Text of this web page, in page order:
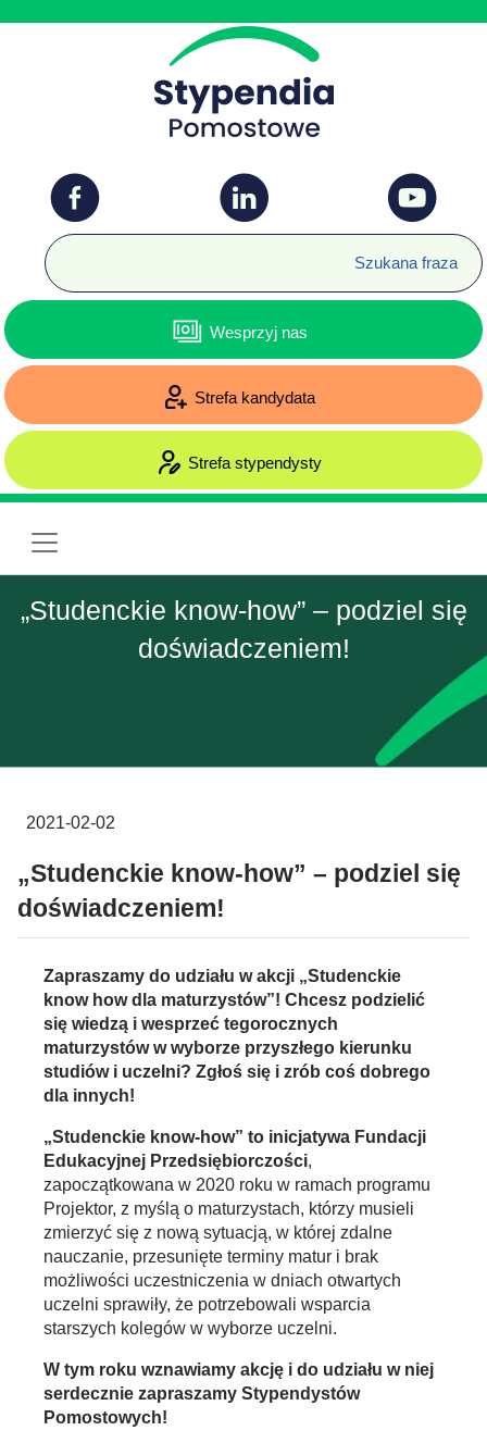
Wesprzyj nas
Strefa kandydata
Strefa stypendysty
„Studenckie know-how” – podziel się
doświadczeniem!
2021-02-02
„Studenckie know-how” – podziel się
doświadczeniem!
Zapraszamy do udziału w akcji „Studenckie
know how dla maturzystów”! Chcesz podzielić
się wiedzą i wesprzeć tegorocznych
maturzystów w wyborze przyszłego kierunku
studiów i uczelni? Zgłoś się i zrób coś dobrego
dla innych!
„Studenckie know-how” to inicjatywa Fundacji
Edukacyjnej Przedsiębiorczości,
zapoczątkowana w 2020 roku w ramach programu
Projektor, z myślą o maturzystach, którzy musieli
zmierzyć się z nową sytuacją, w której zdalne
nauczanie, przesunięte terminy matur i brak
możliwości uczestniczenia w dniach otwartych
uczelni sprawiły, że potrzebowali wsparcia
starszych kolegów w wyborze uczelni.
W tym roku wznawiamy akcję i do udziału w niej
serdecznie zapraszamy Stypendystów
Pomostowych!